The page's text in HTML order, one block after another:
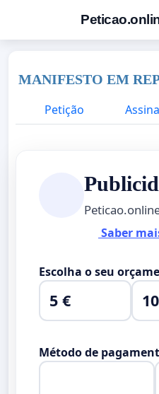
MANIFESTO EM
Petição
Saber
Escolha o seu
5 €
Método de